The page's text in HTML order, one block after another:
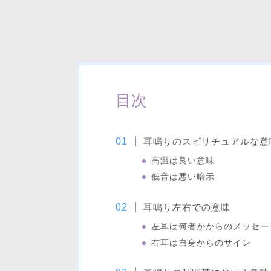
目次
耳鳴りのスピリチュアルな意
高温は良い意味
低音は悪い暗示
耳鳴り左右での意味
左耳は何者かからのメッセー
右耳は自身からのサイン